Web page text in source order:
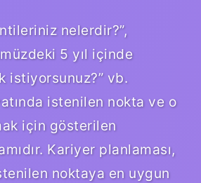
nelerdir?”,
5 yıl içinde
istiyorsunuz?” vb.
istenilen nokta ve o
için gösterilen
Kariyer planlaması,
noktaya en uygun